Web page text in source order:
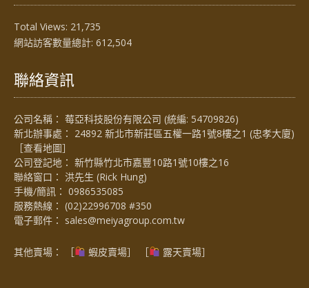
Total Views: 21,735
網站訪客數量總計: 612,504
聯絡資訊
公司名稱： 莓亞科技股份有限公司 (統編: 54709826)
新北辦事處： 24892 新北市新莊區五權一路1號8樓之1 (忠孝大廈)
［查看地圖］
公司登記地： 新竹縣竹北市嘉豐10路1號10樓之16
聯絡窗口： 洪先生 (Rick Hung)
手機/簡訊： 0986535085
服務熱線： (02)22996708 #350
電子郵件： sales@meiyagroup.com.tw
其他賣場： ［ 蝦皮賣場］ ［ 露天賣場］